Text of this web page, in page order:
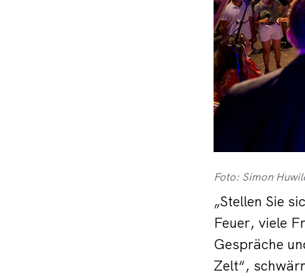
Foto: Simon
„Stellen Sie
Feuer, viele
Gespräche
Zelt“,